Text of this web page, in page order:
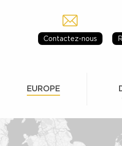
Contactez-nous
EUROPE